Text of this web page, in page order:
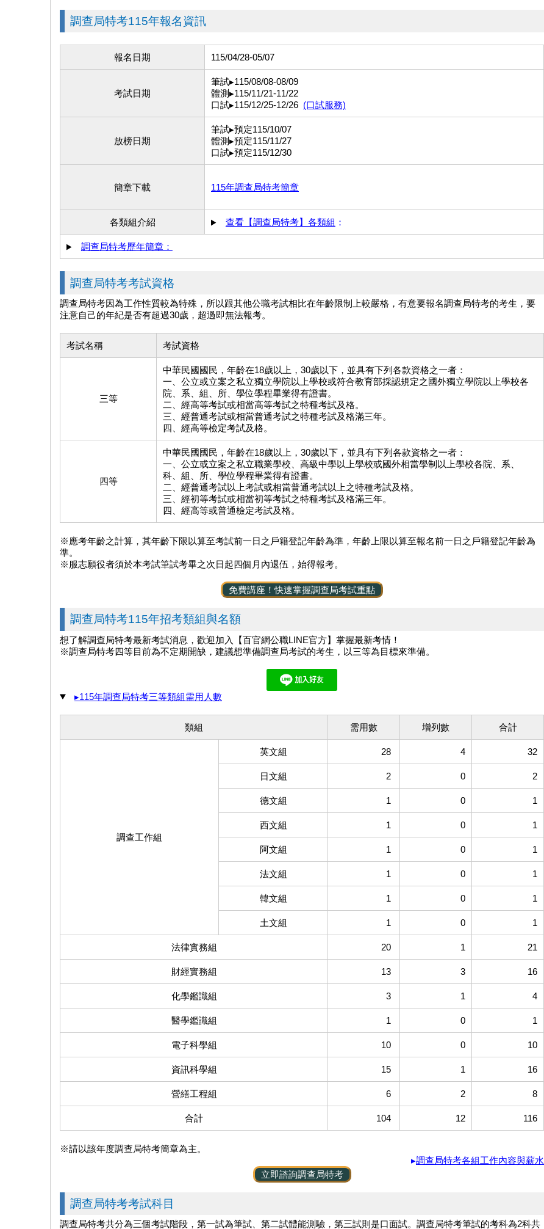
調查局特考115年報名資訊
報名日期 115/04/28-05/07
考試日期
筆試▸115/08/08-08/09
體測▸115/11/21-11/22
口試▸115/12/25-12/26 (口試服務)
放榜日期
筆試▸預定115/10/07
體測▸預定115/11/27
口試▸預定115/12/30
簡章下載 115年調查局特考簡章
各類組介紹 查看【調查局特考】各類組 ：
調查局特考歷年簡章：
調查局特考考試資格
調查局特考因為工作性質較為特殊，所以跟其他公職考試相比在年齡限制上較嚴格，有意要報名調查局特考的考生，要
注意自己的年紀是否有超過30歲，超過即無法報考。
考試名稱 考試資格
三等
中華民國國民，年齡在18歲以上，30歲以下，並具有下列各款資格之一者：
一、公立或立案之私立獨立學院以上學校或符合教育部採認規定之國外獨立學院以上學校各
院、系、組、所、學位學程畢業得有證書。
二、經高等考試或相當高等考試之特種考試及格。
三、經普通考試或相當普通考試之特種考試及格滿三年。
四、經高等檢定考試及格。
四等
中華民國國民，年齡在18歲以上，30歲以下，並具有下列各款資格之一者：
一、公立或立案之私立職業學校、高級中學以上學校或國外相當學制以上學校各院、系、
科、組、所、學位學程畢業得有證書。
二、經普通考試以上考試或相當普通考試以上之特種考試及格。
三、經初等考試或相當初等考試之特種考試及格滿三年。
四、經高等或普通檢定考試及格。
※應考年齡之計算，其年齡下限以算至考試前一日之戶籍登記年齡為準，年齡上限以算至報名前一日之戶籍登記年齡為
準。
※服志願役者須於本考試筆試考畢之次日起四個月內退伍，始得報考。
免費講座！快速掌握調查局考試重點
調查局特考115年招考類組與名額
想了解調查局特考最新考試消息，歡迎加入【百官網公職LINE官方】掌握最新考情！
※調查局特考四等目前為不定期開缺，建議想準備調查局考試的考生，以三等為目標來準備。
▸115年調查局特考三等類組需用人數
類組 需用數 增列數 合計
調查工作組
英文組 28 4 32
日文組 2 0 2
德文組 1 0 1
西文組 1 0 1
阿文組 1 0 1
法文組 1 0 1
韓文組 1 0 1
土文組 1 0 1
法律實務組 20 1 21
財經實務組 13 3 16
化學鑑識組 3 1 4
醫學鑑識組 1 0 1
電子科學組 10 0 10
資訊科學組 15 1 16
營繕工程組 6 2 8
合計 104 12 116
※請以該年度調查局特考簡章為主。
▸調查局特考各組工作內容與薪水
立即諮詢調查局特考
調查局特考考試科目
調查局特考共分為三個考試階段，第一試為筆試、第二試體能測驗，第三試則是口面試。調查局特考筆試的考科為2科共